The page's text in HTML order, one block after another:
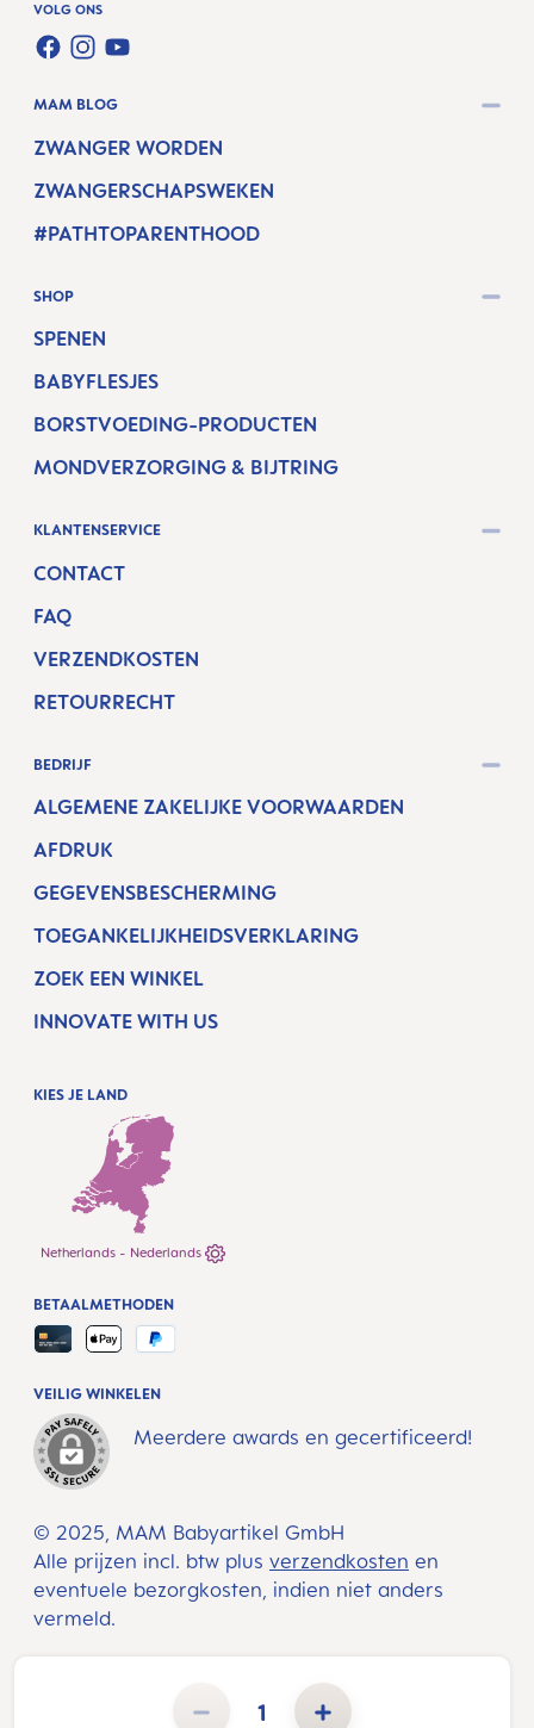
Producthoeveelheid: Voer de gewenste hoeveelheid in of gebruik de knoppen om de hoeveelheid te
VOLG ONS
FACEBOOK
INSTAGRAM
YOUTUBE
MAM BLOG
ZWANGER WORDEN
ZWANGERSCHAPSWEKEN
#PATHTOPARENTHOOD
SHOP
SPENEN
BABYFLESJES
BORSTVOEDING-PRODUCTEN
MONDVERZORGING & BIJTRING
KLANTENSERVICE
CONTACT
FAQ
VERZENDKOSTEN
RETOURRECHT
BEDRIJF
ALGEMENE ZAKELIJKE VOORWAARDEN
AFDRUK
GEGEVENSBESCHERMING
TOEGANKELIJKHEIDSVERKLARING
ZOEK EEN WINKEL
INNOVATE WITH US
KIES JE LAND
Netherlands - Nederlands
© 2025, MAM Babyartikel GmbH
Alle prijzen incl. btw plus verzendkosten en
eventuele bezorgkosten, indien niet anders
vermeld.
VEILIG WINKELEN
Meerdere awards en gecertificeerd!
BETAALMETHODEN